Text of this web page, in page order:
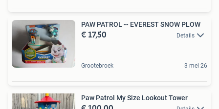
PAW PATROL -- EVEREST SNOW PLOW
€ 17,50 Details
Grootebroek 3 mei 26
Paw Patrol My Size Lookout Tower